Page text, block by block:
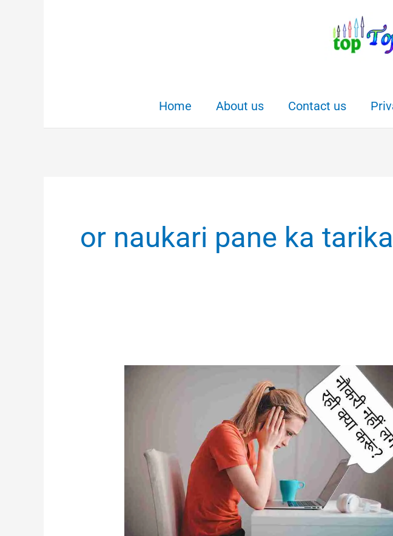
Home About us Contact us
or naukari pane ka tarika